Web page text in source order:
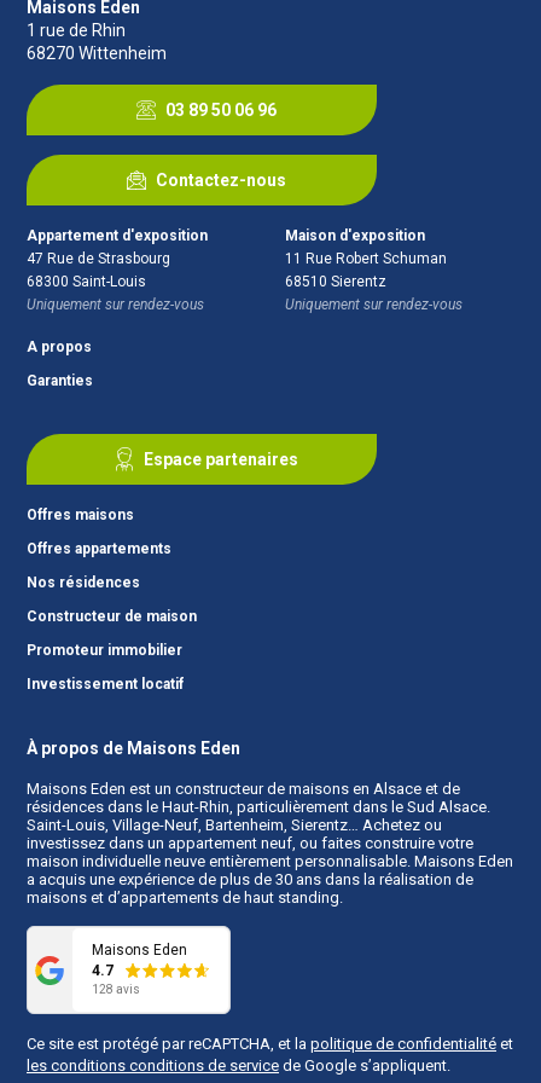
Maisons Eden
1 rue de Rhin
68270 Wittenheim
03 89 50 06 96
Contactez-nous
Appartement d'exposition
47 Rue de Strasbourg
68300 Saint-Louis
Uniquement sur rendez-vous
Maison d'exposition
11 Rue Robert Schuman
68510 Sierentz
Uniquement sur rendez-vous
A propos
Garanties
Espace partenaires
Offres maisons
Offres appartements
Nos résidences
Constructeur de maison
Promoteur immobilier
Investissement locatif
À propos de Maisons Eden
Maisons Eden est un constructeur de maisons en Alsace et de
résidences dans le Haut-Rhin, particulièrement dans le Sud Alsace.
Saint-Louis, Village-Neuf, Bartenheim, Sierentz… Achetez ou
investissez dans un appartement neuf, ou faites construire votre
maison individuelle neuve entièrement personnalisable. Maisons Eden
a acquis une expérience de plus de 30 ans dans la réalisation de
maisons et d’appartements de haut standing.
Maisons Eden
4.7
128 avis
Ce site est protégé par reCAPTCHA, et la politique de confidentialité et
les conditions conditions de service de Google s’appliquent.